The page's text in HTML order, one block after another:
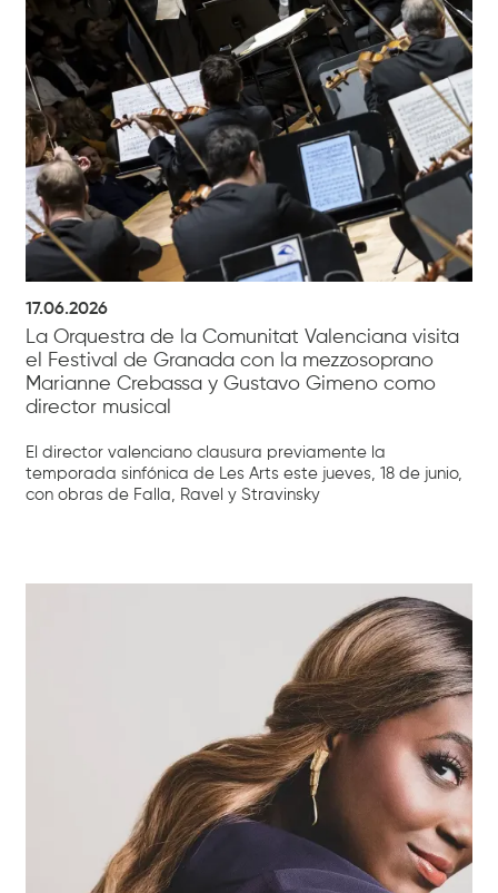
17.06.2026
La Orquestra de la Comunitat Valenciana visita
el Festival de Granada con la mezzosoprano
Marianne Crebassa y Gustavo Gimeno como
director musical
El director valenciano clausura previamente la
temporada sinfónica de Les Arts este jueves, 18 de junio,
con obras de Falla, Ravel y Stravinsky